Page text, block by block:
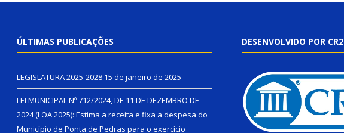
ÚLTIMAS PUBLICAÇÕES
LEGISLATURA 2025-2028 15 de janeiro de 2025
LEI MUNICIPAL Nº 712/2024, DE 11 DE DEZEMBRO DE
2024 (LOA 2025): Estima a receita e fixa a despesa do
Município de Ponta de Pedras para o exercício
DESENVOLVIDO POR CR2